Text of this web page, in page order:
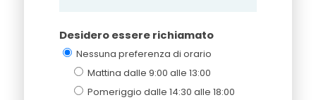
Desidero essere richiamato
Nessuna preferenza di orario
Mattina dalle 9:00 alle 13:00
Pomeriggio dalle 14:30 alle 18:00